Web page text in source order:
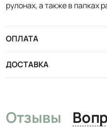
рулонах, а также в папках
ОПЛАТА
ДОСТАВКА
Отзывы